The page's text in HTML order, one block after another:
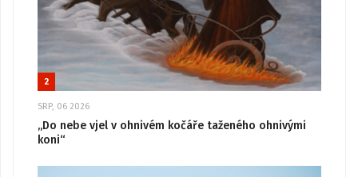
2
SRP, 06 2026
„Do nebe vjel v ohnivém kočáře taženého ohnivými
koni“